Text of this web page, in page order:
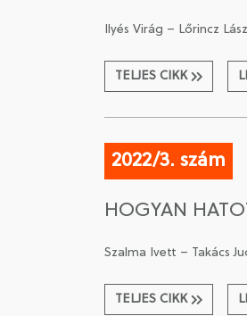
Ilyés Virág – Lőrincz
TELJES CIKK
2022/3. szám
HOGYAN
Szalma Ivett – Takács
TELJES CIKK